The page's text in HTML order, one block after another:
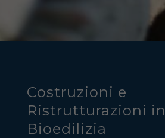
Costruzioni e
Ristrutturazioni in
Bioedilizia